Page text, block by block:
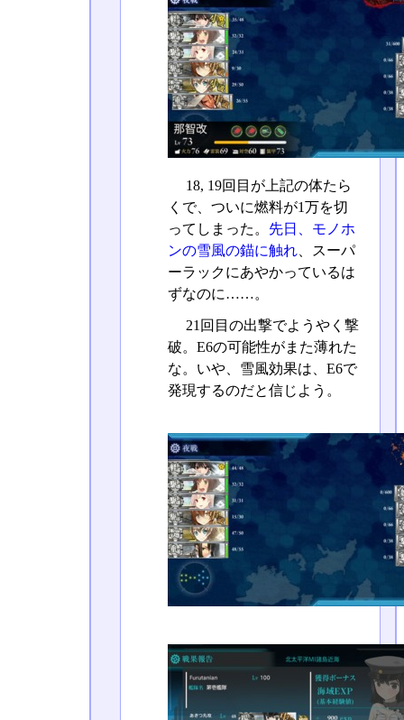
18, 19回目が上記の体たら
くで、ついに燃料が1万を切
ってしまった。 先日、モノホ
ンの雪風の錨に触れ、スーパ
ーラックにあやかっているは
ずなのに……。
21回目の出撃でようやく撃
破。E6の可能性がまた薄れた
な。いや、雪風効果は、E6で
発現するのだと信じよう。